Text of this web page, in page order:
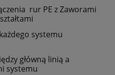
rur PE z Zaworami
systemu
główną linią a
systemu